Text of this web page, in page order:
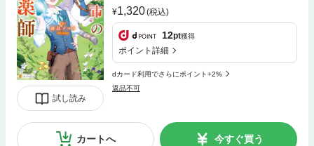
試し読み
1,320(税込)
12pt獲得
ポイント詳細
dカード利用でさらにポイント+2%
返品不可
カートへ 今すぐ買う